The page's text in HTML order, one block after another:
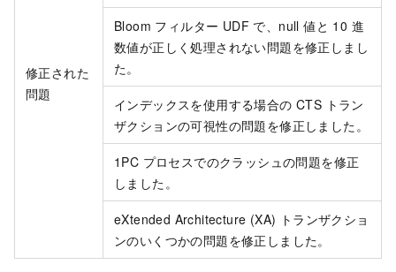
修正された
問題
Bloom フィルター UDF で、null 値と 10 進
数値が正しく処理されない問題を修正しまし
た。
インデックスを使用する場合の CTS トラン
ザクションの可視性の問題を修正しました。
1PC プロセスでのクラッシュの問題を修正
しました。
eXtended Architecture (XA) トランザクショ
ンのいくつかの問題を修正しました。